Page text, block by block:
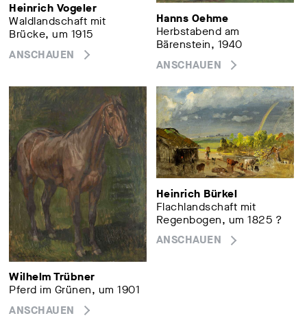
Heinrich Vogeler
Waldlandschaft mit
Brücke, um 1915
ANSCHAUEN
Hanns Oehme
Herbstabend am
Bärenstein, 1940
ANSCHAUEN
Wilhelm Trübner
Pferd im Grünen, um 1901
ANSCHAUEN
Heinrich Bürkel
Flachlandschaft mit
Regenbogen, um 1825 ?
ANSCHAUEN